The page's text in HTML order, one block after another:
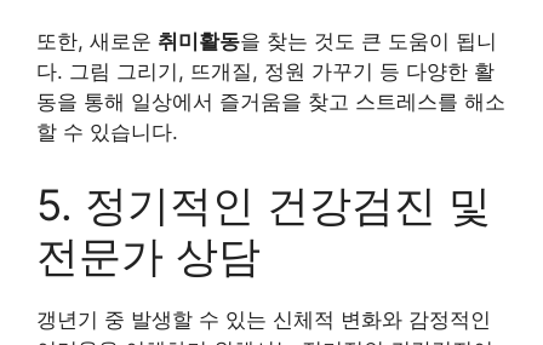
또한, 새로운 취미활동을 찾는 것도 큰 도움이 됩니
다. 그림 그리기, 뜨개질, 정원 가꾸기 등 다양한 활
동을 통해 일상에서 즐거움을 찾고 스트레스를 해소
할 수 있습니다.
5. 정기적인 건강검진 및
전문가 상담
갱년기 중 발생할 수 있는 신체적 변화와 감정적인